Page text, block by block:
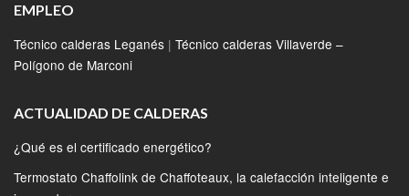
EMPLEO
Técnico calderas Leganés | Técnico calderas Villaverde –
Polígono de Marconi
ACTUALIDAD DE CALDERAS
¿Qué es el certificado energético?
Termostato Chaffolink de Chaffoteaux, la calefacción inteligente e